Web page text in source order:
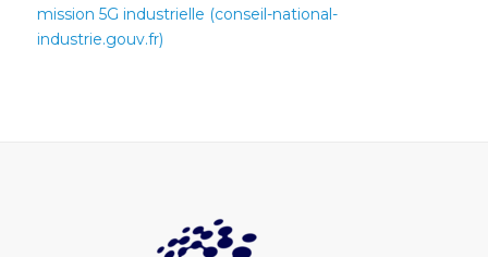
mission 5G industrielle (conseil-national-
industrie.gouv.fr)